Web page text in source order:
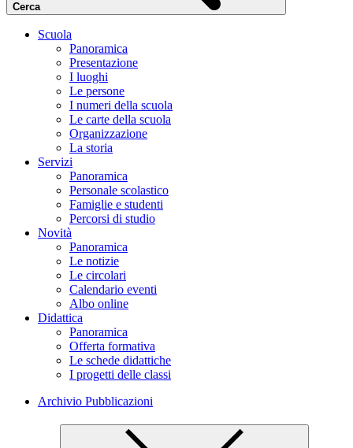
Cerca
Scuola
Panoramica
Presentazione
I luoghi
Le persone
I numeri della scuola
Le carte della scuola
Organizzazione
La storia
Servizi
Panoramica
Personale scolastico
Famiglie e studenti
Percorsi di studio
Novità
Panoramica
Le notizie
Le circolari
Calendario eventi
Albo online
Didattica
Panoramica
Offerta formativa
Le schede didattiche
I progetti delle classi
Archivio Pubblicazioni